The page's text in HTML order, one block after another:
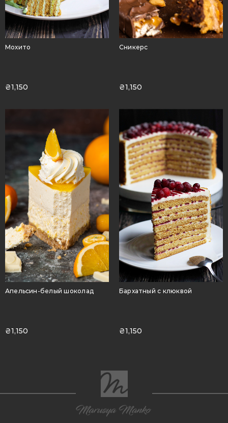
Мохито
₴1,150
Сникерс
₴1,150
Апельсин-белый шоколад
₴1,150
Бархатный с клюквой
₴1,150